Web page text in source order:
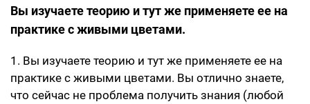
Вы изучаете теорию и тут же применяете ее на
практике с живыми цветами.
1. Вы изучаете теорию и тут же применяете ее на
практике с живыми цветами. Вы отлично знаете,
что сейчас не проблема получить знания (любой